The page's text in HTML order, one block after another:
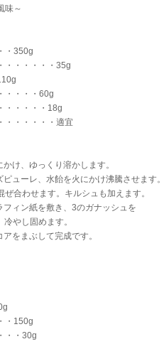
味～
・350g
・・・・・・35g
・・・・60g
・・・・・18g
・・・・・・適宜
け、ゆっくり溶かします。
ューレ、水飴を火にかけ沸騰させます。
合わせます。キルシュも加えます。
ィン紙を敷き、3のガナッシュを
やし固めます。
をまぶして完成です。
・150g
・・30g